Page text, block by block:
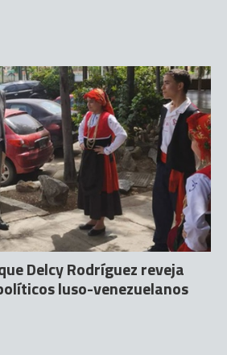
Delcy Rodríguez reveja
luso-venezuelanos